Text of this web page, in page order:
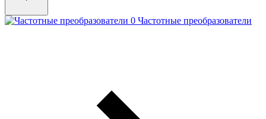
Частотные преобразователи